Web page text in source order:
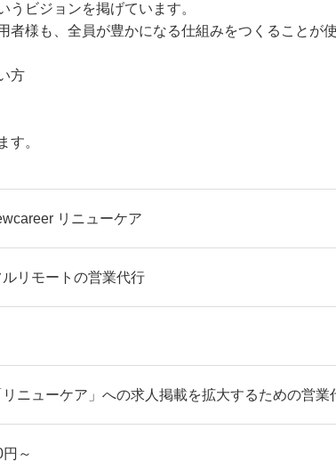
ビジョンを掲げています。
者様も、全員が豊かになる仕組みをつくることが
方
す。
リニューケア
リモートの営業代行
ニューケア」への求人掲載を拡大するための営業
～